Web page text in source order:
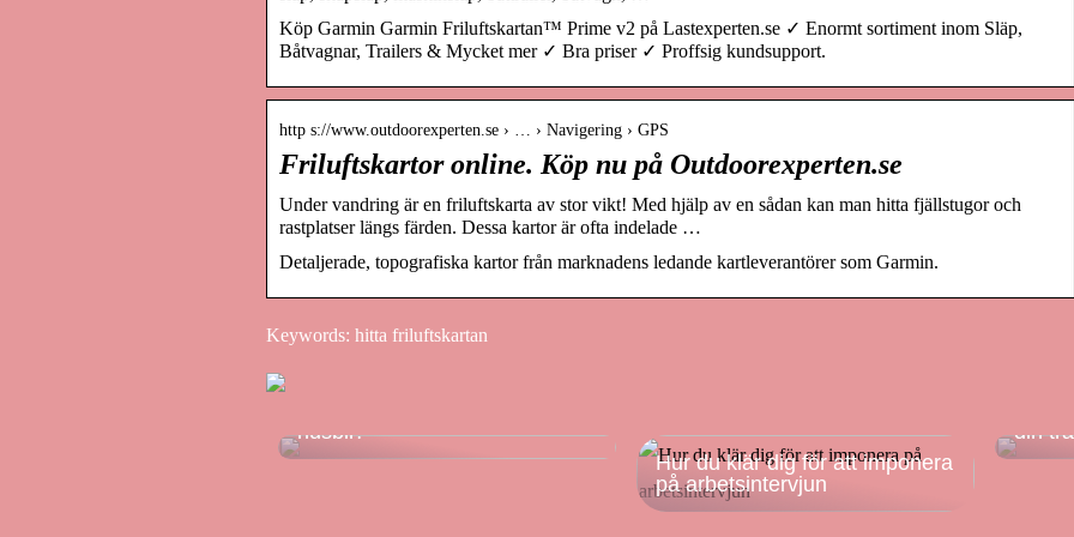
Köp Garmin Garmin Friluftskartan™ Prime v2 på Lastexperten.se ✓ Enormt sortiment inom Släp,
Båtvagnar, Trailers & Mycket mer ✓ Bra priser ✓ Proffsig kundsupport.
http s://www.outdoorexperten.se › … › Navigering › GPS
Friluftskartor online. Köp nu på Outdoorexperten.se
Under vandring är en friluftskarta av stor vikt! Med hjälp av en sådan kan man hitta fjällstugor och
rastplatser längs färden. Dessa kartor är ofta indelade …
Detaljerade, topografiska kartor från marknadens ledande kartleverantörer som Garmin.
Keywords: hitta friluftskartan
husbil?
Hur du klär dig för att imponera
på arbetsintervjun
din